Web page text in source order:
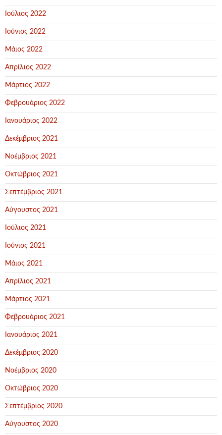
Ιούλιος 2022
Ιούνιος 2022
Μάιος 2022
Απρίλιος 2022
Μάρτιος 2022
Φεβρουάριος 2022
Ιανουάριος 2022
Δεκέμβριος 2021
Νοέμβριος 2021
Οκτώβριος 2021
Σεπτέμβριος 2021
Αύγουστος 2021
Ιούλιος 2021
Ιούνιος 2021
Μάιος 2021
Απρίλιος 2021
Μάρτιος 2021
Φεβρουάριος 2021
Ιανουάριος 2021
Δεκέμβριος 2020
Νοέμβριος 2020
Οκτώβριος 2020
Σεπτέμβριος 2020
Αύγουστος 2020